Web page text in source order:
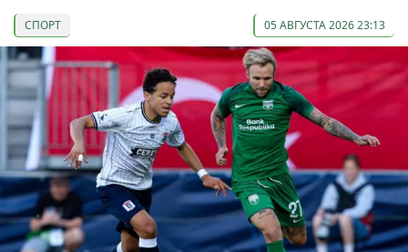
СПОРТ 05 АВГУСТА 2026 23:13